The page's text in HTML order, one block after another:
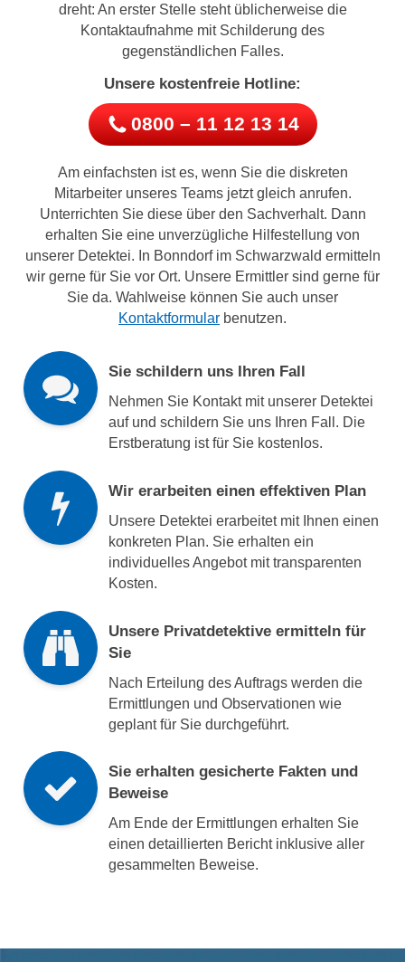
dreht: An erster Stelle steht üblicherweise die
Kontaktaufnahme mit Schilderung des
gegenständlichen Falles.
Unsere kostenfreie Hotline:
0800 – 11 12 13 14
Am einfachsten ist es, wenn Sie die diskreten
Mitarbeiter unseres Teams jetzt gleich anrufen.
Unterrichten Sie diese über den Sachverhalt. Dann
erhalten Sie eine unverzügliche Hilfestellung von
unserer Detektei. In Bonndorf im Schwarzwald ermitteln
wir gerne für Sie vor Ort. Unsere Ermittler sind gerne für
Sie da. Wahlweise können Sie auch unser
Kontaktformular benutzen.
Sie schildern uns Ihren Fall
Nehmen Sie Kontakt mit unserer Detektei
auf und schildern Sie uns Ihren Fall. Die
Erstberatung ist für Sie kostenlos.
Wir erarbeiten einen effektiven Plan
Unsere Detektei erarbeitet mit Ihnen einen
konkreten Plan. Sie erhalten ein
individuelles Angebot mit transparenten
Kosten.
Unsere Privatdetektive ermitteln für
Sie
Nach Erteilung des Auftrags werden die
Ermittlungen und Observationen wie
geplant für Sie durchgeführt.
Sie erhalten gesicherte Fakten und
Beweise
Am Ende der Ermittlungen erhalten Sie
einen detaillierten Bericht inklusive aller
gesammelten Beweise.